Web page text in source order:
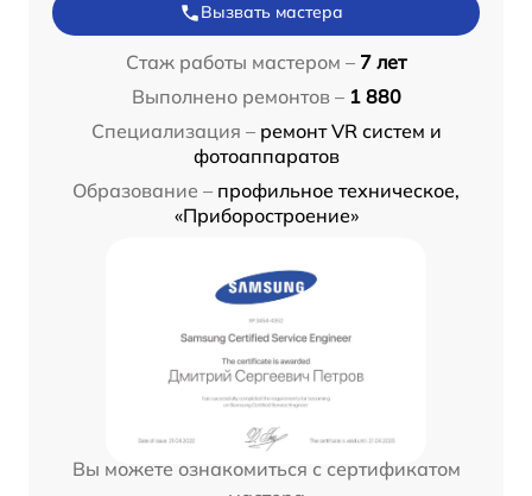
Вызвать мастера
Стаж работы мастером – 7 лет
Выполнено ремонтов – 1 880
Специализация – ремонт VR систем и
фотоаппаратов
Образование – профильное техническое,
«Приборостроение»
Вы можете ознакомиться с сертификатом